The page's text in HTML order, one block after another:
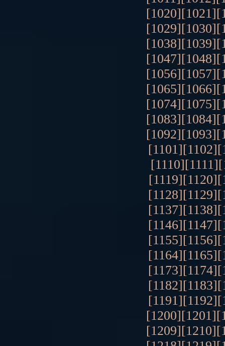
[1020][1021]
[1029][1030]
[1038][1039]
[1047][1048]
[1056][1057]
[1065][1066]
[1074][1075]
[1083][1084]
[1092][1093]
[1101][1102]
[1110][1111]
[1119][1120]
[1128][1129]
[1137][1138]
[1146][1147]
[1155][1156]
[1164][1165]
[1173][1174]
[1182][1183]
[1191][1192]
[1200][1201]
[1209][1210]